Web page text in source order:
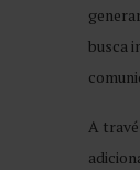
busca
A